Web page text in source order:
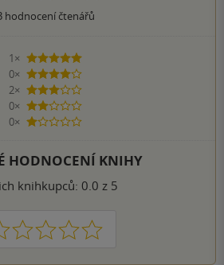
hodnocení čtenářů
1×
5 hvězdiček
0×
4 hvězdičky
2×
3 hvězdičky
0×
2 hvězdičky
0×
1 hvezdička
HODNOCENÍ KNIHY
knihkupců: 0.0 z 5
2 3 4 5